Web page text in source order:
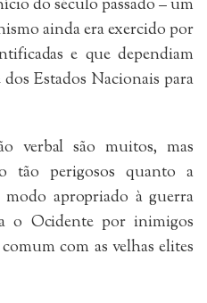
do século passado – um
ainda era exercido por
e que dependiam
Estados Nacionais para
verbal são muitos, mas
tão perigosos quanto a
modo apropriado à guerra
o Ocidente por inimigos
com as velhas elites